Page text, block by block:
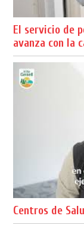
El servicio de
avanza con la
Centros de